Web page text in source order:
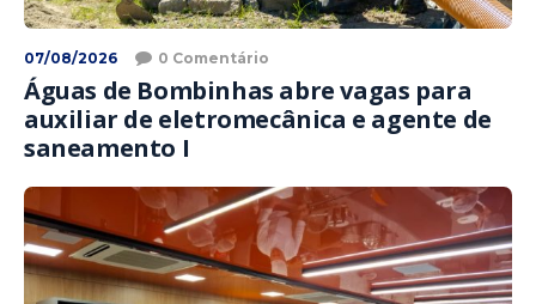
07/08/2026 0 Comentário
Águas de Bombinhas abre vagas para
auxiliar de eletromecânica e agente de
saneamento I